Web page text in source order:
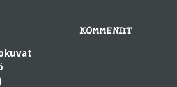
KOMMENTIT